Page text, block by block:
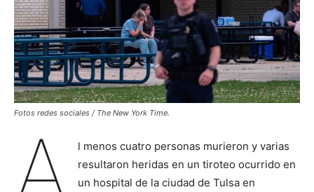
Fotos redes sociales / The New York Time.
l menos cuatro personas murieron y varias
resultaron heridas en un tiroteo ocurrido en
un hospital de la ciudad de Tulsa en